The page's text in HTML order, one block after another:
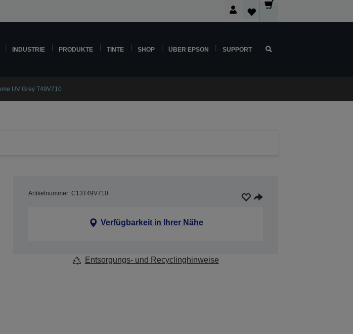
INDUSTRIE PRODUKTE TINTE SHOP ÜBER EPSON SUPPORT
UV Grey T49V710
Artikelnummer: C13T49V710
Verfügbarkeit in Ihrer Nähe
Entsorgungs- und Recyclinghinweise